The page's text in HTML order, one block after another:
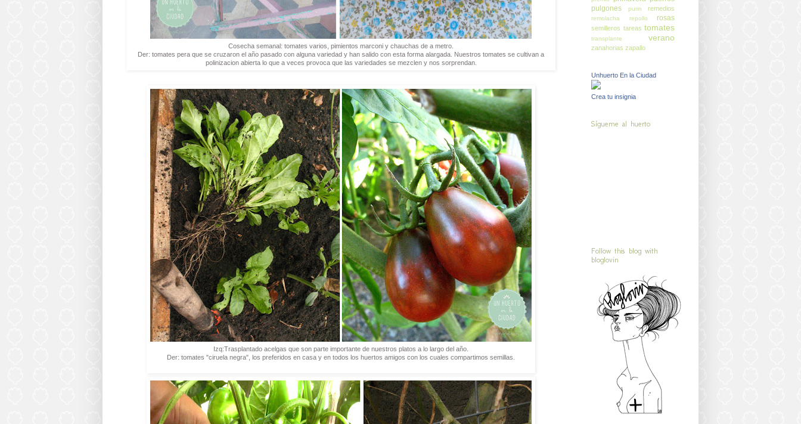
Cosecha semanal: tomates varios, pimientos marconi y chauchas de a metro.
Der: tomates pera que se cruzaron el año pasado con alguna variedad y han salido con esta forma alargada. Nuestros tomates se cultivan a
polinizacion abierta lo que a veces provoca que las variedades se mezclen y nos sorprendan.
Izq:Trasplantado acelgas que son parte importante de nuestros platos a lo largo del año.
Der: tomates "ciruela negra", los preferidos en casa y en todos los huertos amigos con los cuales compartimos semillas.
pulgones
purin remedios
remolacha repollo rosas
semilleros tareas tomates
transplante verano
zanahorias zapallo
Unhuerto En la Ciudad
Crea tu insignia
Sígueme al huerto
Follow this blog with
bloglovin